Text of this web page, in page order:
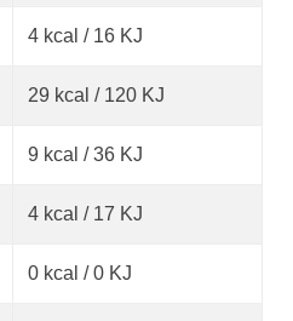
4 kcal / 16 KJ
29 kcal / 120 KJ
9 kcal / 36 KJ
4 kcal / 17 KJ
0 kcal / 0 KJ